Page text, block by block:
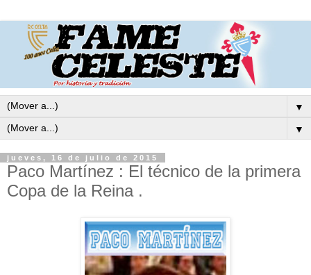
▼
▼
jueves, 16 de julio de 2015
Paco Martínez : El técnico de la primera
Copa de la Reina .